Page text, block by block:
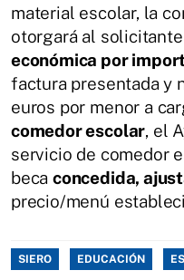
material escolar, la
otorgará al
económica por
factura presentada y
euros por menor a
comedor escolar, el
servicio de comedor
becaconcedida,
precio/menú
SIERO EDUCACIÓN